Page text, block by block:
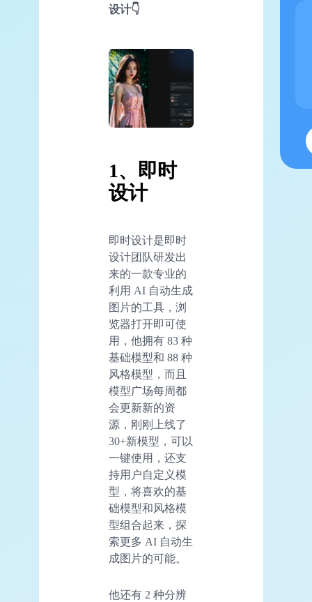
设计👇
1、即时
设计
即时设计是即时
设计团队研发出
来的一款专业的
利用 AI 自动生成
图片的工具，浏
览器打开即可使
用，他拥有 83 种
基础模型和 88 种
风格模型，而且
模型广场每周都
会更新新的资
源，刚刚上线了
30+新模型，可以
一键使用，还支
持用户自定义模
型，将喜欢的基
础模型和风格模
型组合起来，探
索更多 AI 自动生
成图片的可能。
他还有 2 种分辨